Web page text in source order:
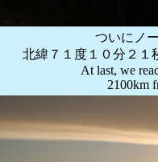
ついにノ
北緯７１度１０分２
At last, we
2100km